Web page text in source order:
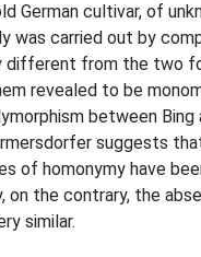
German cultivar, of
was carried out by
different from the two
revealed to be
between
suggests
of homonymy have
on the contrary, the
similar.